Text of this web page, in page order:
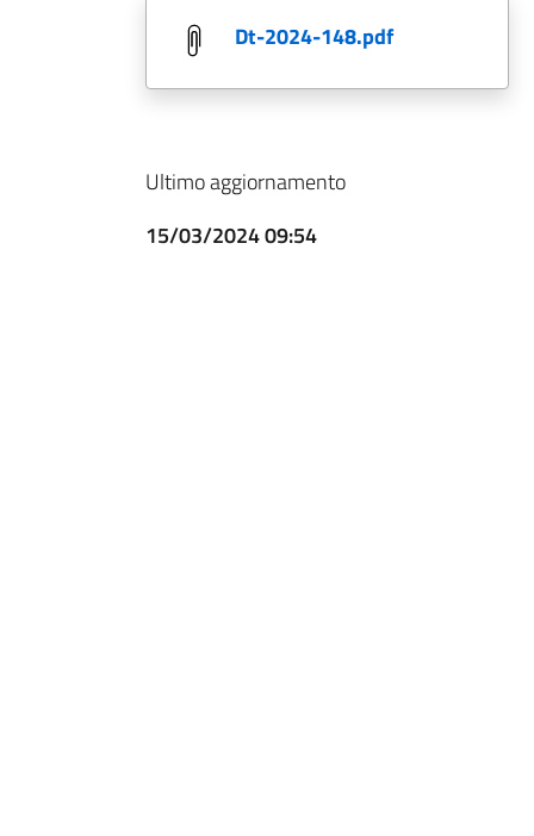
dt-2024-148.pdf
Ultimo aggiornamento
15/03/2024 09:54